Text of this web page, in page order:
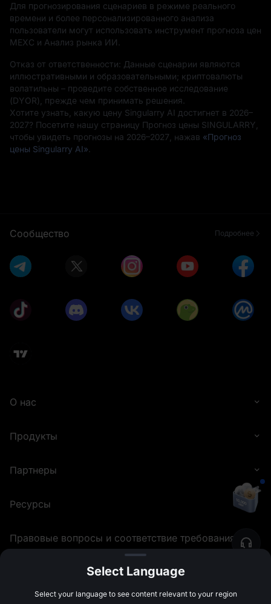
Для прогнозирования сценариев в режиме реального
времени и более персонализированного анализа
пользователи могут использовать инструмент прогноза цен
MEXC и Анализ рынка ИИ.
Отказ от ответственности: Данные сценарии являются
иллюстративными и образовательными; криптовалюты
волатильны – проведите собственное исследование
(DYOR), прежде чем принимать решения.
Хотите узнать, какую цену Singularry AI достигнет в 2026–
2027? Посетите нашу страницу Прогноз цены SINGULARRY,
чтобы увидеть прогнозы на 2026–2027, нажав «Прогноз
цены Singularry AI»
Сообщество Подробнее
О нас
Продукты
Партнеры
Ресурсы
Правовые вопросы и соответствие требованиям
©2026 MEXC.COM
Select Language
Select your language to see content relevant to your region